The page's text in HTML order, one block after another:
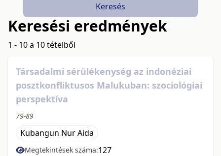
Keresés
Keresési eredmények
1 - 10 a 10 tételből
Társadalmi sérülékenység az indonéziai
posztkonfliktusos Malukuban: szociológiai
perspektíva
79-89
Kubangun Nur Aida
Megtekintések száma:127